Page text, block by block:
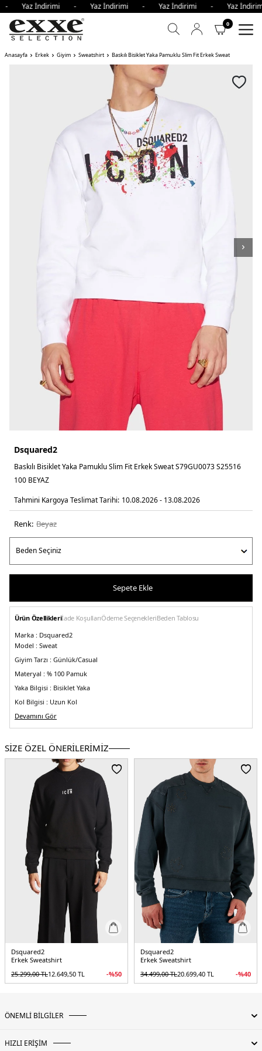
Yaz İndirimi - Yaz İndirimi - Yaz İndirimi - Yaz
0
Anasayfa Erkek Giyim Sweatshirt Baskılı Bisiklet Yaka Pamuklu Slim Fit Erkek Sweat
Dsquared2
Baskılı Bisiklet Yaka Pamuklu Slim Fit Erkek Sweat S79GU0073 S25516
100 BEYAZ
Tahmini Kargoya Teslimat Tarihi: 10.08.2026 - 13.08.2026
Renk: beyaz
Sepete Ekle
Ürün Özellikleriİade KoşullarıÖdeme SeçenekleriBeden Tablosu
Marka : Dsquared2
Model : Sweat
Giyim Tarzı : Günlük/Casual
Materyal : % 100 Pamuk
Yaka Bilgisi : Bisiklet Yaka
Kol Bilgisi : Uzun Kol
Kalıp Bilgisi :Slim Fit
Üretim Yeri :İtalya
Devamını Gör
SİZE ÖZEL ÖNERİLERİMİZ
Dsquared2
Erkek Sweatshirt
25.299,00TL12.649,50 TL -%50
Dsquared2
Erkek Sweatshirt
34.499,00TL20.699,40 TL -%40
ÖNEMLİ BİLGİLER
HIZLI ERİŞİM